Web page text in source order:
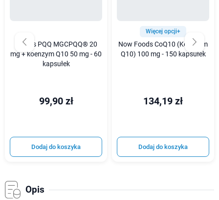
Aliness PQQ MGCPQQ® 20
mg + koenzym Q10 50 mg - 60
kapsułek
99,90 zł
Dodaj do koszyka
Więcej opcji+
Now Foods CoQ10 (Koenzym
Q10) 100 mg - 150 kapsułek
134,19 zł
Dodaj do koszyka
Opis